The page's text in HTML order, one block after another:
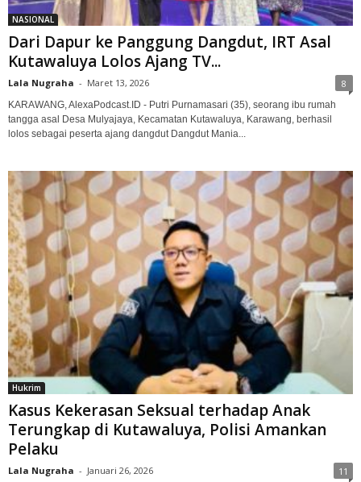
NASIONAL
Dari Dapur ke Panggung Dangdut, IRT Asal
Kutawaluya Lolos Ajang TV...
Lala Nugraha - Maret 13, 2026 8
KARAWANG, AlexaPodcast.ID - Putri Purnamasari (35), seorang ibu rumah
tangga asal Desa Mulyajaya, Kecamatan Kutawaluya, Karawang, berhasil
lolos sebagai peserta ajang dangdut Dangdut Mania...
Hukrim
Kasus Kekerasan Seksual terhadap Anak
Terungkap di Kutawaluya, Polisi Amankan
Pelaku
Lala Nugraha - Januari 26, 2026 11